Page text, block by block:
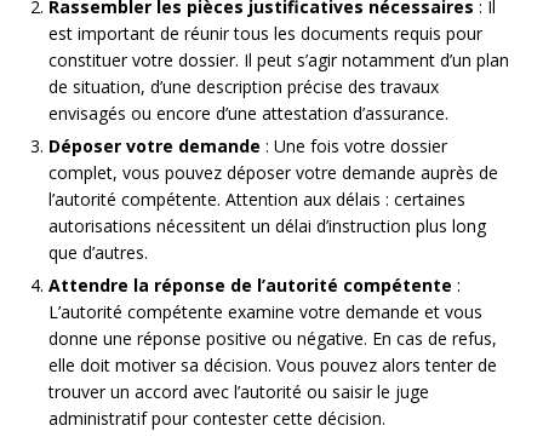
Rassembler les pièces justificatives nécessaires : Il
est important de réunir tous les documents requis pour
constituer votre dossier. Il peut s’agir notamment d’un plan
de situation, d’une description précise des travaux
envisagés ou encore d’une attestation d’assurance.
Déposer votre demande : Une fois votre dossier
complet, vous pouvez déposer votre demande auprès de
l’autorité compétente. Attention aux délais : certaines
autorisations nécessitent un délai d’instruction plus long
que d’autres.
Attendre la réponse de l’autorité compétente :
L’autorité compétente examine votre demande et vous
donne une réponse positive ou négative. En cas de refus,
elle doit motiver sa décision. Vous pouvez alors tenter de
trouver un accord avec l’autorité ou saisir le juge
administratif pour contester cette décision.